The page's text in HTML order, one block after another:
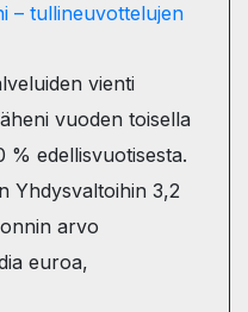
– tullineuvottelujen
vienti
vuoden toisella
% edellisvuotisesta.
Yhdysvaltoihin 3,2
arvo
euroa,